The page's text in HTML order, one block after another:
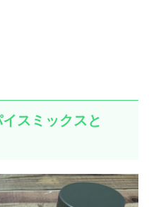
スミックスと